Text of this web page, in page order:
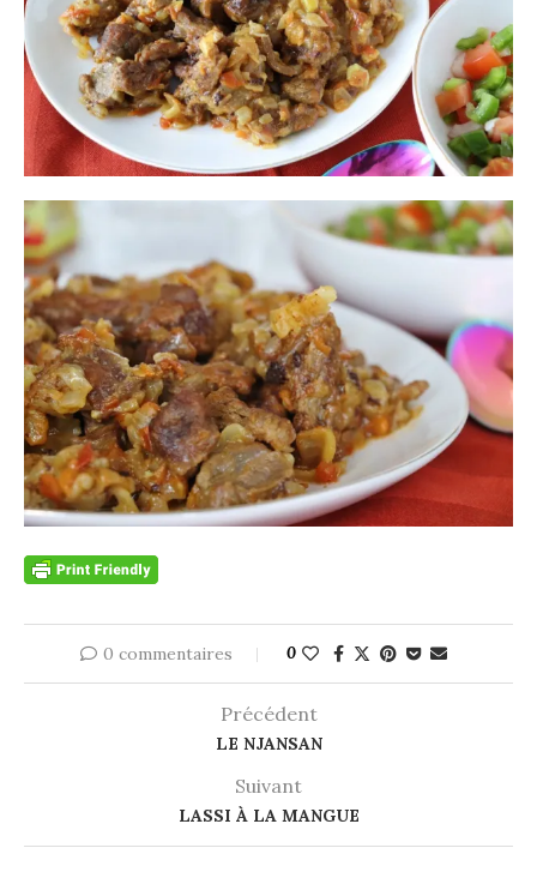
0 commentaires 0
Précédent
LE NJANSAN
Suivant
LASSI À LA MANGUE